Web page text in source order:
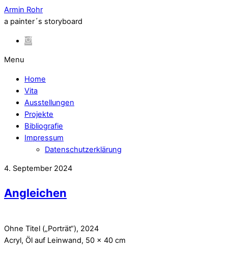
Armin Rohr
a painter´s storyboard
Menu
Home
Vita
Ausstellungen
Projekte
Bibliografie
Impressum
Datenschutzerklärung
4. September 2024
Angleichen
Ohne Titel („Porträt“), 2024
Acryl, Öl auf Leinwand, 50 x 40 cm